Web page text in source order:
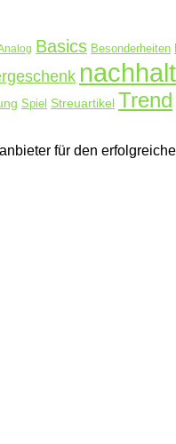
Basics Besonderheiten
Spiel Streuartikel Trend
für den